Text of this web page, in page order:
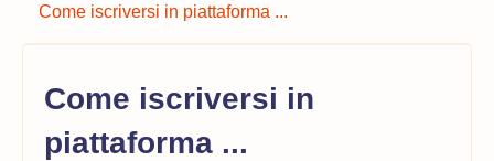
Come iscriversi in piattaforma ...
Come iscriversi in
piattaforma ...